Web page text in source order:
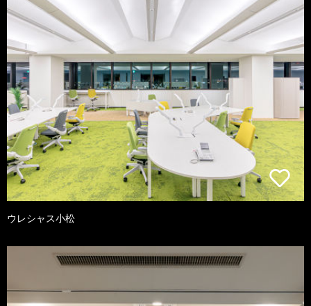
ウレシャス小松